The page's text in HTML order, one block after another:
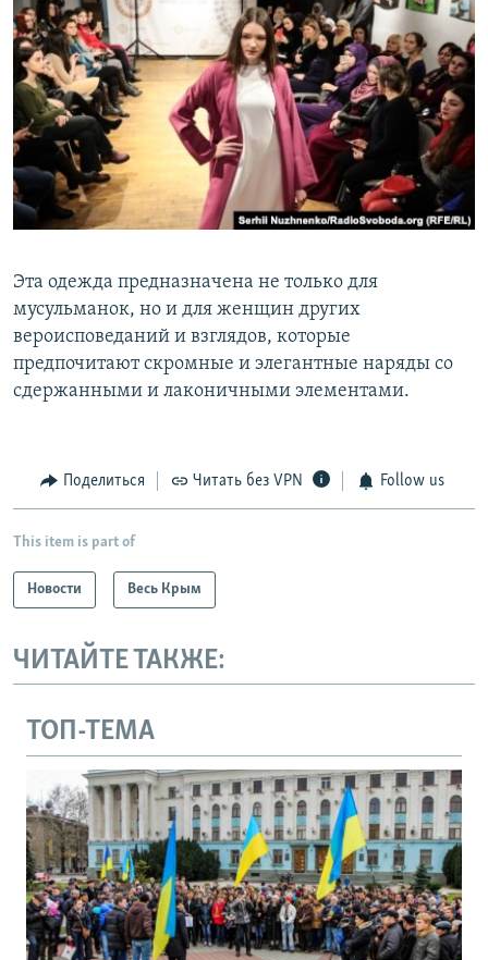
Эта одежда предназначена не только для
мусульманок, но и для женщин других
вероисповеданий и взглядов, которые
предпочитают скромные и элегантные наряды со
сдержанными и лаконичными элементами.
Поделиться Читать без VPN Follow us
This item is part of
Новости Весь Крым
ЧИТАЙТЕ ТАКЖЕ:
ТОП-ТЕМА